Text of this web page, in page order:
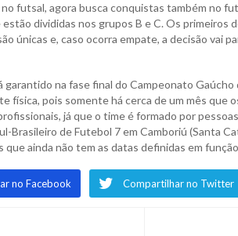
futsal, agora busca conquistas também no
divididas nos grupos B e C. Os primeiros
únicas e, caso ocorra empate, a decisão vai
na fase final do Campeonato
física, pois somente há cerca de um mês que
já que o time é formado por
Brasileiro de Futebol 7 em Camboriú (Santa
que ainda não tem as datas definidas em
no Facebook Compartilhar no Twitter